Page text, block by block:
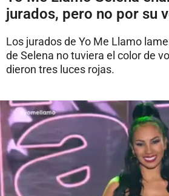
jurados, pero no por su
Los jurados de Yo Me Llamo
de Selena no tuviera el color de
dieron tres luces rojas.